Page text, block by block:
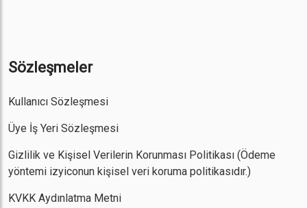
Sözleşmeler
Kullanıcı Sözleşmesi
Üye İş Yeri Sözleşmesi
Gizlilik ve Kişisel Verilerin Korunması Politikası (Ödeme
yöntemi izyiconun kişisel veri koruma politikasıdır.)
KVKK Aydınlatma Metni